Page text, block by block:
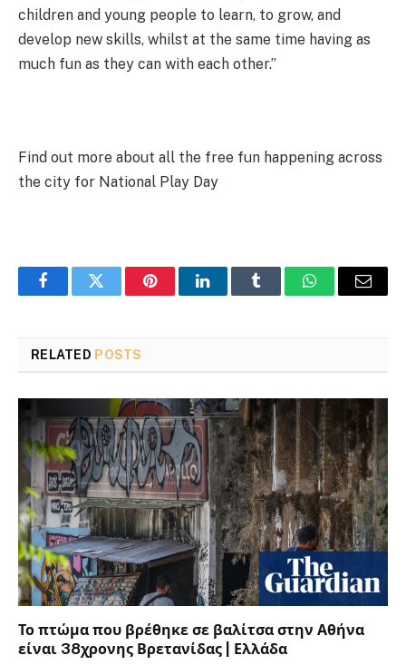
children and young people to learn, to grow, and
develop new skills, whilst at the same time having as
much fun as they can with each other.”
Find out more about all the free fun happening across
the city for National Play Day
FacebookTwitter PinterestLinkedInTumblr WhatsAppEmail
RELATED POSTS
Το πτώμα που βρέθηκε σε βαλίτσα στην Αθήνα
είναι 38χρονης Βρετανίδας | Ελλάδα